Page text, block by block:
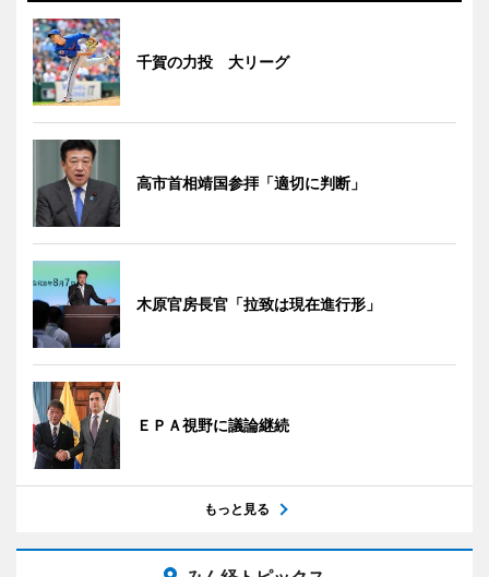
千賀の力投 大リーグ
高市首相靖国参拝「適切に判断」
木原官房長官「拉致は現在進行形」
ＥＰＡ視野に議論継続
もっと見る